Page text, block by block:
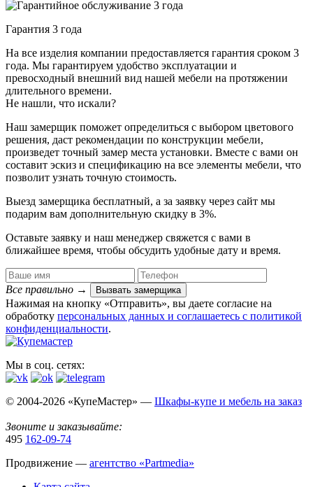
Гарантия 3 года
На все изделия компании предоставляется гарантия сроком 3
года. Мы гарантируем удобство эксплуатации и
превосходный внешний вид нашей мебели на протяжении
длительного времени.
Не нашли, что искали?
Наш замерщик поможет определиться с выбором цветового
решения, даст рекомендации по конструкции мебели,
произведет точный замер места установки. Вместе с вами он
составит эскиз и спецификацию на все элементы мебели, что
позволит узнать точную стоимость.
Выезд замерщика бесплатный, а за заявку через сайт мы
подарим вам дополнительную скидку в 3%.
Оставьте заявку и наш менеджер свяжется с вами в
ближайшее время, чтобы обсудить удобные дату и время.
Все правильно → Вызвать замерщика
Нажимая на кнопку «Отправить», вы даете согласие на
обработку персональных данных​ и соглашаетесь c политикой
конфиденциальности.
Мы в соц. сетях:
© 2004-2026 «КупеМастер» — Шкафы-купе и мебель на заказ
Звоните и заказывайте:
495 162-09-74
Продвижение — агентство «Partmedia»